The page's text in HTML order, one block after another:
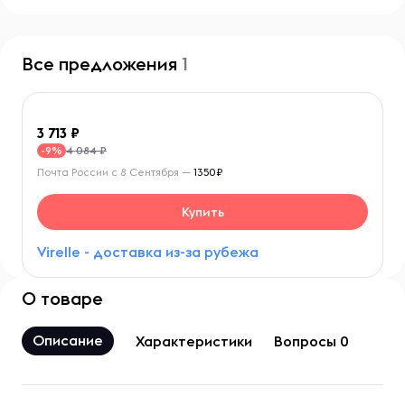
Все предложения 1
3 713
-9% 4 084 ₽
Virelle - доставка из-за рубежа
Почта России с 8 Сентября — 1350₽
Купить
О товаре
Описание Характеристики Вопросы 0